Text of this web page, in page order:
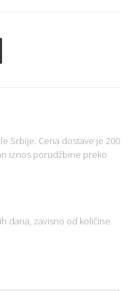
Srbije. Cena dostave je 200
iznos porudžbine preko
dana, zavisno od količine